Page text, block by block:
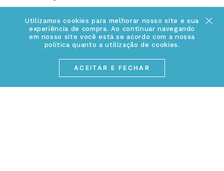
Utilizamos cookies para melhorar nosso site e sua
experiência de compra. Ao continuar navegando
em nosso site você está se acordo com a nossa
política quanto a utilização de cookies.
ACEITAR E FECHAR
Acesse Nosso Blog
Fale Conosco
Conheça a linha MVNDOS
Política de Troca e Devolução
Cancelamento de Compra
ATENDIMENTO
contato@webjoias.com.br